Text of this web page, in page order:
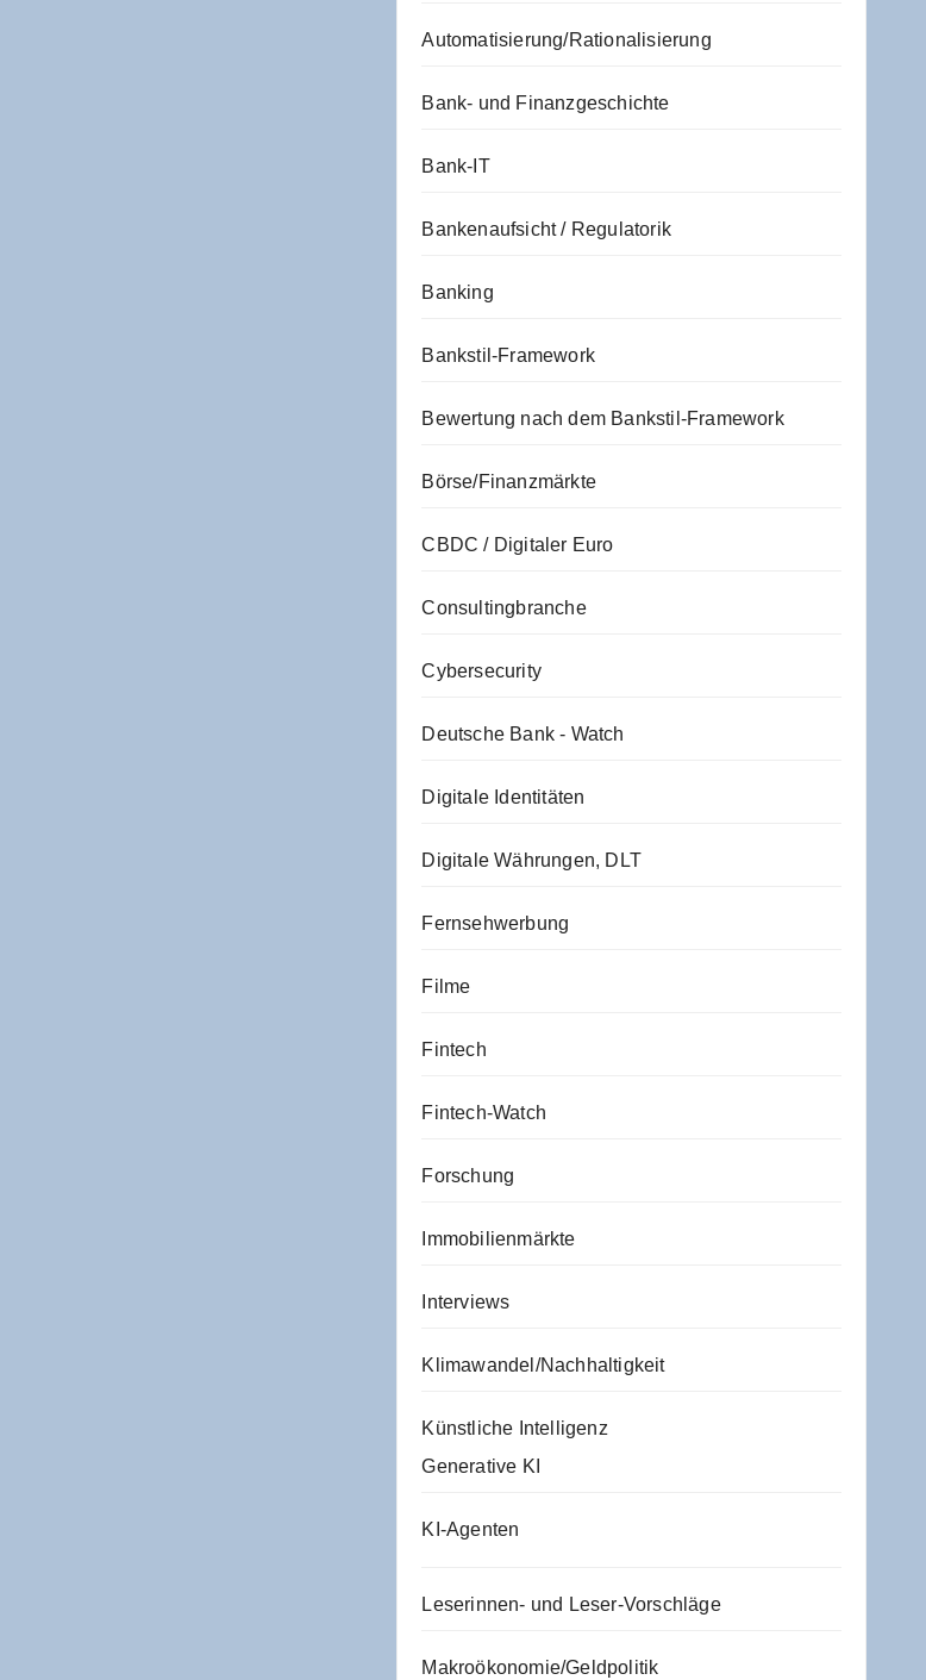
Automatisierung/Rationalisierung
Bank- und Finanzgeschichte
Bank-IT
Bankenaufsicht / Regulatorik
Banking
Bankstil-Framework
Bewertung nach dem Bankstil-Framework
Börse/Finanzmärkte
CBDC / Digitaler Euro
Consultingbranche
Cybersecurity
Deutsche Bank - Watch
Digitale Identitäten
Digitale Währungen, DLT
Fernsehwerbung
Filme
Fintech
Fintech-Watch
Forschung
Immobilienmärkte
Interviews
Klimawandel/Nachhaltigkeit
Künstliche Intelligenz
Generative KI
KI-Agenten
Leserinnen- und Leser-Vorschläge
Makroökonomie/Geldpolitik